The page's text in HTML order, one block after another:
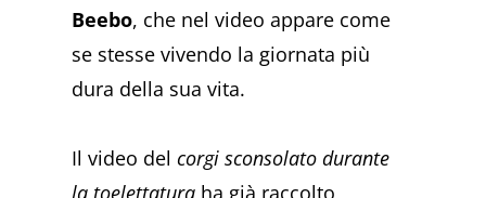
Beebo, che nel video appare come
se stesse vivendo la giornata più
dura della sua vita.
Il video delcorgi sconsolato durante
la toelettatura ha già raccolto